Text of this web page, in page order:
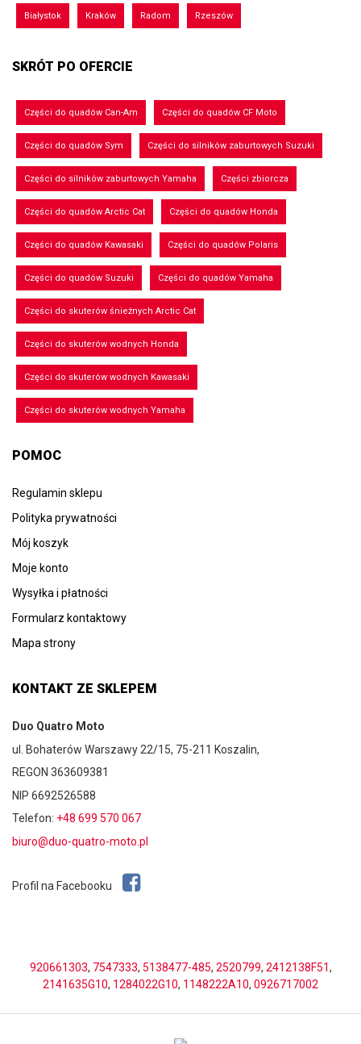
Białystok Kraków Radom Rzeszów
SKRÓT PO OFERCIE
Części do quadów Can-Am Części do quadów CF Moto
Części do quadów Sym Części do silników zaburtowych Suzuki
Części do silników zaburtowych Yamaha Części zbiorcza
Części do quadów Arctic Cat Części do quadów Honda
Części do quadów Kawasaki Części do quadów Polaris
Części do quadów Suzuki Części do quadów Yamaha
Części do skuterów śnieżnych Arctic Cat
Części do skuterów wodnych Honda
Części do skuterów wodnych Kawasaki
Części do skuterów wodnych Yamaha
POMOC
Regulamin sklepu
Polityka prywatności
Mój koszyk
Moje konto
Wysyłka i płatności
Formularz kontaktowy
Mapa strony
KONTAKT ZE SKLEPEM
Duo Quatro Moto
ul. Bohaterów Warszawy 22/15, 75-211 Koszalin,
REGON 363609381
NIP 6692526588
Telefon: +48 699 570 067
biuro@duo-quatro-moto.pl
Profil na Facebooku
920661303, 7547333, 5138477-485, 2520799, 2412138F51,
2141635G10, 1284022G10, 1148222A10, 0926717002